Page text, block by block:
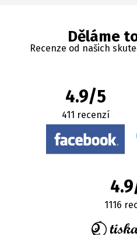
Děláme
Recenze od našich
4.9/5
411 recenzí
1116